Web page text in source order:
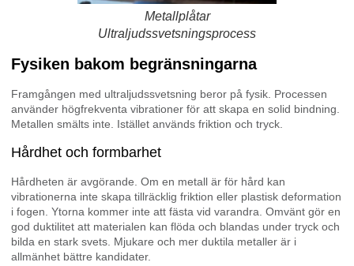
Metallplåtar
Ultraljudssvetsningsprocess
Fysiken bakom begränsningarna
Framgången med ultraljudssvetsning beror på fysik. Processen
använder högfrekventa vibrationer för att skapa en solid bindning.
Metallen smälts inte. Istället används friktion och tryck.
Hårdhet och formbarhet
Hårdheten är avgörande. Om en metall är för hård kan
vibrationerna inte skapa tillräcklig friktion eller plastisk deformation
i fogen. Ytorna kommer inte att fästa vid varandra. Omvänt gör en
god duktilitet att materialen kan flöda och blandas under tryck och
bilda en stark svets. Mjukare och mer duktila metaller är i
allmänhet bättre kandidater.